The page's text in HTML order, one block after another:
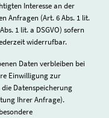
Interesse an der
Anfragen (Art. 6 Abs. 1 lit.
1 lit. a DSGVO) sofern
widerrufbar.
Daten verbleiben bei
Einwilligung zur
Datenspeicherung
Ihrer Anfrage).